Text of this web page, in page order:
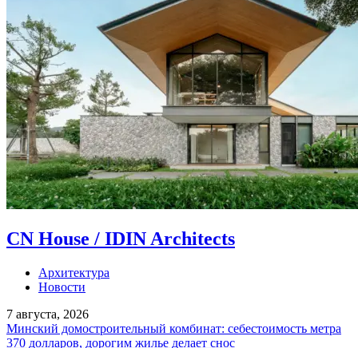
CN House / IDIN Architects
Архитектура
Новости
7 августа, 2026
Минский домостроительный комбинат: себестоимость метра
370 долларов, дорогим жилье делает снос